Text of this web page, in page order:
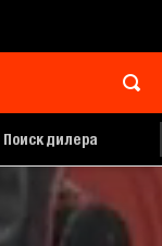
Поиск дилера